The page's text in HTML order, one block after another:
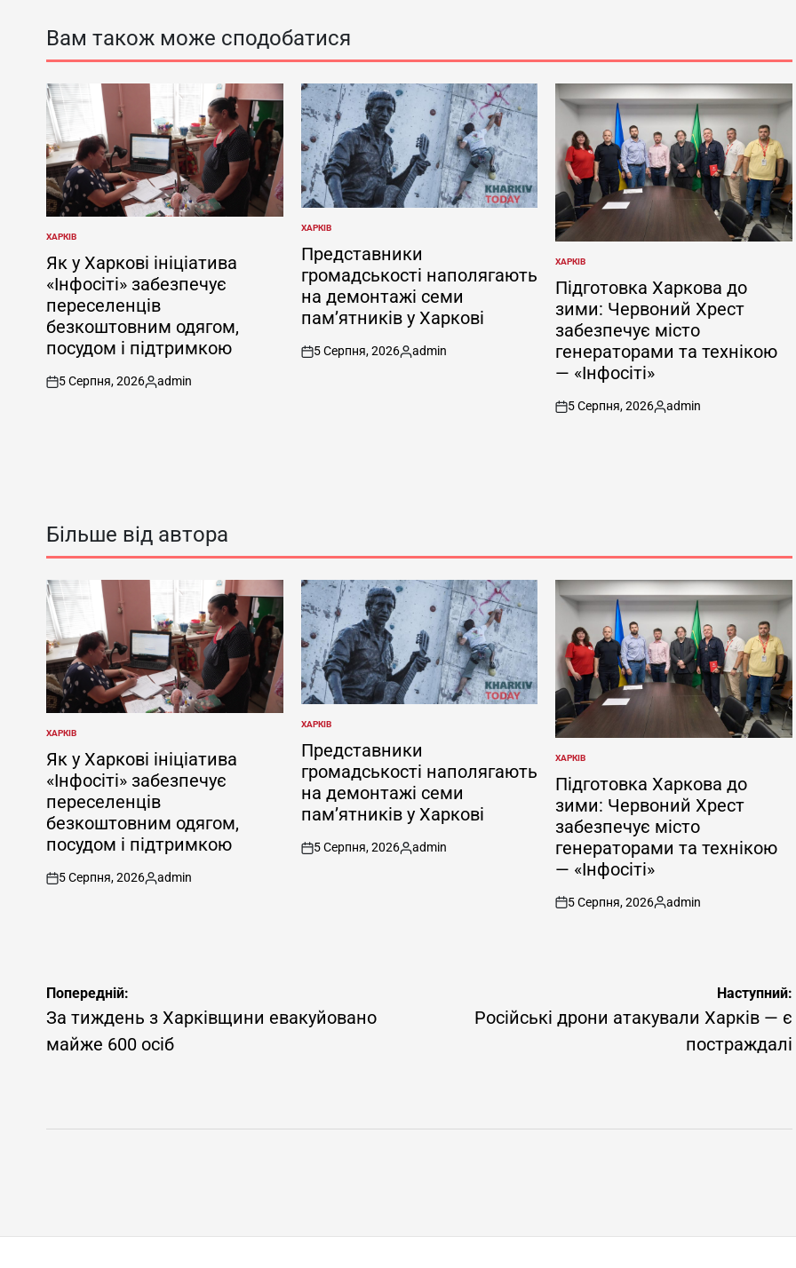
Вам також може сподобатися
ОПУБЛІКУВАТИ
У
ХАРКІВ
Як у Харкові ініціатива
«Інфосіті» забезпечує
переселенців
безкоштовним одягом,
посудом і підтримкою
on
5 Серпня, 2026
Опубліковано
admin
ОПУБЛІКУВАТИ
У
ХАРКІВ
Представники
громадськості наполягають
на демонтажі семи
пам’ятників у Харкові
on
5 Серпня, 2026
Опубліковано
admin
ОПУБЛІКУВАТИ
У
ХАРКІВ
Підготовка Харкова до
зими: Червоний Хрест
забезпечує місто
генераторами та технікою
— «Інфосіті»
on
5 Серпня, 2026
Опубліковано
admin
Більше від автора
ОПУБЛІКУВАТИ
У
ХАРКІВ
Як у Харкові ініціатива
«Інфосіті» забезпечує
переселенців
безкоштовним одягом,
посудом і підтримкою
on
5 Серпня, 2026
Опубліковано
admin
ОПУБЛІКУВАТИ
У
ХАРКІВ
Представники
громадськості наполягають
на демонтажі семи
пам’ятників у Харкові
on
5 Серпня, 2026
Опубліковано
admin
ОПУБЛІКУВАТИ
У
ХАРКІВ
Підготовка Харкова до
зими: Червоний Хрест
забезпечує місто
генераторами та технікою
— «Інфосіті»
on
5 Серпня, 2026
Опубліковано
admin
Навігація
записів
Попередній:
За тиждень з Харківщини евакуйовано
майже 600 осіб
Наступний:
Російські дрони атакували Харків — є
постраждалі